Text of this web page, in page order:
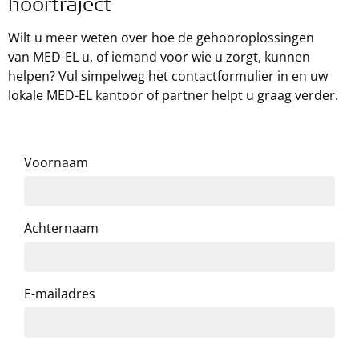
hoortraject
Wilt u meer weten over hoe de gehooroplossingen
van MED-EL u, of iemand voor wie u zorgt, kunnen
helpen? Vul simpelweg het contactformulier in en uw
lokale MED-EL kantoor of partner helpt u graag verder.
Voornaam
Achternaam
E-mailadres